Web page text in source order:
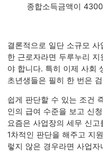
종합소득금액이
결론적으로 일단 소규모
한 근로자라면 두루누리
야 합니다. 특히 이제 사회
초년생들은 필히 한 번은
쉽게 판단할 수 있는 조건
인의 급여 수준을 보고 신
요즘은 사업장의 세무 신
1차적인 판단을 해주고 지
렇지 않은 경우라면 사업